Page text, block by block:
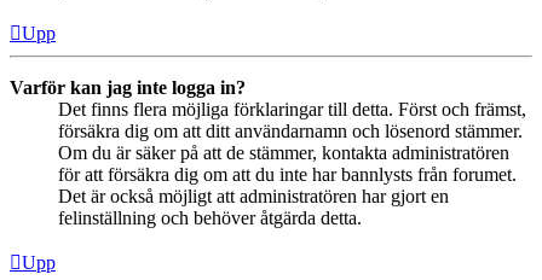
Upp
Varför kan jag inte logga in?
Det finns flera möjliga förklaringar till detta. Först och främst,
försäkra dig om att ditt användarnamn och lösenord stämmer.
Om du är säker på att de stämmer, kontakta administratören
för att försäkra dig om att du inte har bannlysts från forumet.
Det är också möjligt att administratören har gjort en
felinställning och behöver åtgärda detta.
Upp